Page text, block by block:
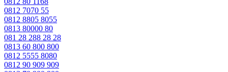
0812 7070 55
0812 8805 8055
0813 80000 80
081 28 288 28 28
0813 60 800 800
0812 5555 8080
0812 90 909 909